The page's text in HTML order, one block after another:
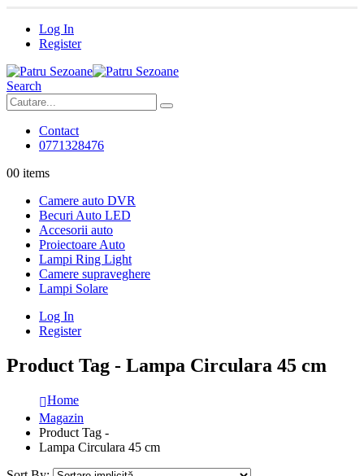
Log In
Register
Search
Contact
0771328476
00 items
Camere auto DVR
Becuri Auto LED
Accesorii auto
Proiectoare Auto
Lampi Ring Light
Camere supraveghere
Lampi Solare
Log In
Register
Product Tag - Lampa Circulara 45 cm
Home
Magazin
Product Tag -
Lampa Circulara 45 cm